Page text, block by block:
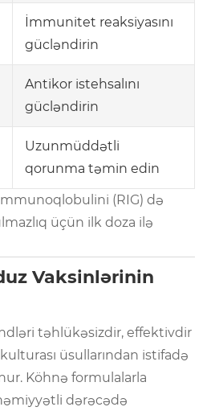
İmmunitet reaksiyasını
gücləndirin
Antikor istehsalını
gücləndirin
Uzunmüddətli
qorunma təmin edin
(RIG) də
üçün ilk doza ilə
Vaksinlərinin
təhlükəsizdir, effektivdir
üsullarından istifadə
Köhnə formulalarla
dərəcədə